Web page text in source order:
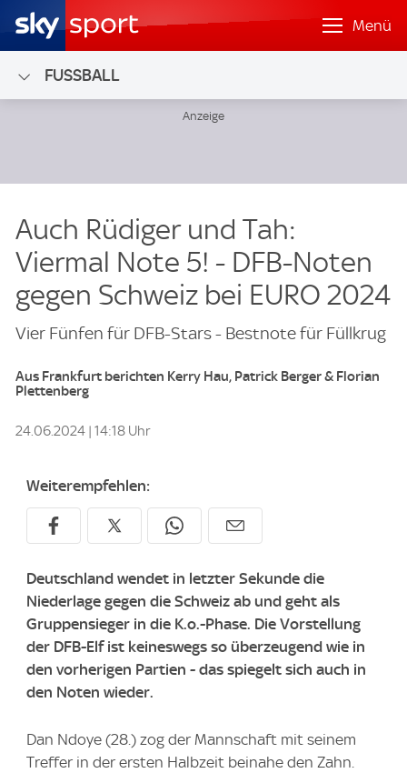
Menü
FUSSBALL
Auch Rüdiger und Tah:
Viermal Note 5! - DFB-Noten
gegen Schweiz bei EURO 2024
Vier Fünfen für DFB-Stars - Bestnote für Füllkrug
Aus Frankfurt berichten Kerry Hau, Patrick Berger & Florian
Plettenberg
24.06.2024 | 14:18 Uhr
Weiterempfehlen:
Deutschland wendet in letzter Sekunde die
Niederlage gegen die Schweiz ab und geht als
Gruppensieger in die K.o.-Phase. Die Vorstellung
der DFB-Elf ist keineswegs so überzeugend wie in
den vorherigen Partien - das spiegelt sich auch in
den Noten wieder.
Dan Ndoye (28.) zog der Mannschaft mit seinem
Treffer in der ersten Halbzeit beinahe den Zahn.